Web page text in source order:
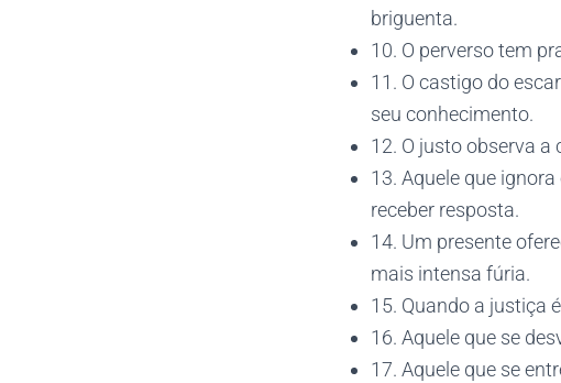
briguenta.
10. O perverso tem
11. O castigo do
seu conhecimento.
12. O justo observa a
13. Aquele que
receber resposta.
14. Um presente
mais intensa fúria.
15. Quando a justiça
16. Aquele que se
17. Aquele que se